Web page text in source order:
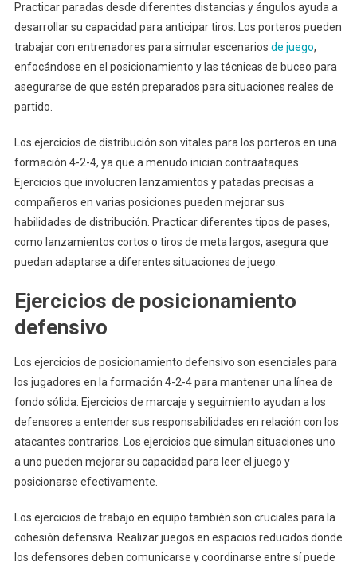
Practicar paradas desde diferentes distancias y ángulos ayuda a
desarrollar su capacidad para anticipar tiros. Los porteros pueden
trabajar con entrenadores para simular escenarios de juego,
enfocándose en el posicionamiento y las técnicas de buceo para
asegurarse de que estén preparados para situaciones reales de
partido.
Los ejercicios de distribución son vitales para los porteros en una
formación 4-2-4, ya que a menudo inician contraataques.
Ejercicios que involucren lanzamientos y patadas precisas a
compañeros en varias posiciones pueden mejorar sus
habilidades de distribución. Practicar diferentes tipos de pases,
como lanzamientos cortos o tiros de meta largos, asegura que
puedan adaptarse a diferentes situaciones de juego.
Ejercicios de posicionamiento
defensivo
Los ejercicios de posicionamiento defensivo son esenciales para
los jugadores en la formación 4-2-4 para mantener una línea de
fondo sólida. Ejercicios de marcaje y seguimiento ayudan a los
defensores a entender sus responsabilidades en relación con los
atacantes contrarios. Los ejercicios que simulan situaciones uno
a uno pueden mejorar su capacidad para leer el juego y
posicionarse efectivamente.
Los ejercicios de trabajo en equipo también son cruciales para la
cohesión defensiva. Realizar juegos en espacios reducidos donde
los defensores deben comunicarse y coordinarse entre sí puede